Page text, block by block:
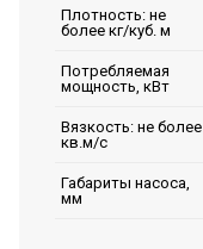
Плотность: не
более кг/куб. м
Потребляемая
мощность, кВт
Вязкость: не более
кв.м/с
Габариты насоса,
мм